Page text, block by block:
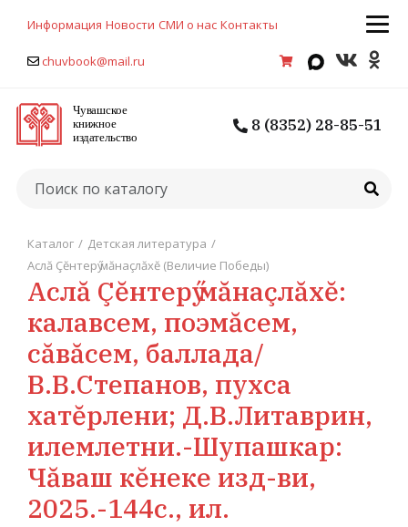
Информация Новости СМИ о нас Контакты
chuvbook@mail.ru
8 (8352) 28-85-51
Каталог / Детская литература /
Аслă Çĕнтерӳ мăнаçлăхĕ (Величие Победы)
Аслă Çĕнтерӳ мăнаçлăхĕ:
калавсем, поэмăсем,
сăвăсем, баллада/
В.В.Степанов, пухса
хатĕрлени; Д.В.Литаврин,
илемлетни.-Шупашкар:
Чăваш кĕнеке изд-ви,
2025.-144с., ил.